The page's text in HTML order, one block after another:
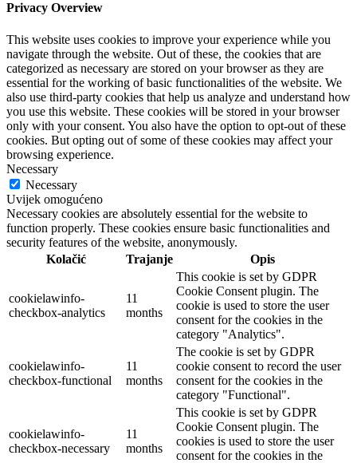
Privacy Overview
This website uses cookies to improve your experience while you
navigate through the website. Out of these, the cookies that are
categorized as necessary are stored on your browser as they are
essential for the working of basic functionalities of the website. We
also use third-party cookies that help us analyze and understand how
you use this website. These cookies will be stored in your browser
only with your consent. You also have the option to opt-out of these
cookies. But opting out of some of these cookies may affect your
browsing experience.
Necessary
Necessary
Uvijek omogućeno
Necessary cookies are absolutely essential for the website to
function properly. These cookies ensure basic functionalities and
security features of the website, anonymously.
Kolačić
Trajanje Opis
cookielawinfo-
checkbox-analytics
11
months
This cookie is set by GDPR
Cookie Consent plugin. The
cookie is used to store the user
consent for the cookies in the
category "Analytics".
cookielawinfo-
checkbox-functional
11
months
The cookie is set by GDPR
cookie consent to record the user
consent for the cookies in the
category "Functional".
cookielawinfo-
checkbox-necessary
11
months
This cookie is set by GDPR
Cookie Consent plugin. The
cookies is used to store the user
consent for the cookies in the